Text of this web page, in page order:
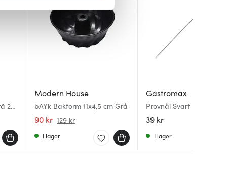
tycker om. Det gör också
som du vill dela med dig
2-
Modern House
bAYk Bakform 11x4,5 cm Grå
90 kr 129 kr
I lager
Gastromax
Provnål Svart
39 kr
I lager